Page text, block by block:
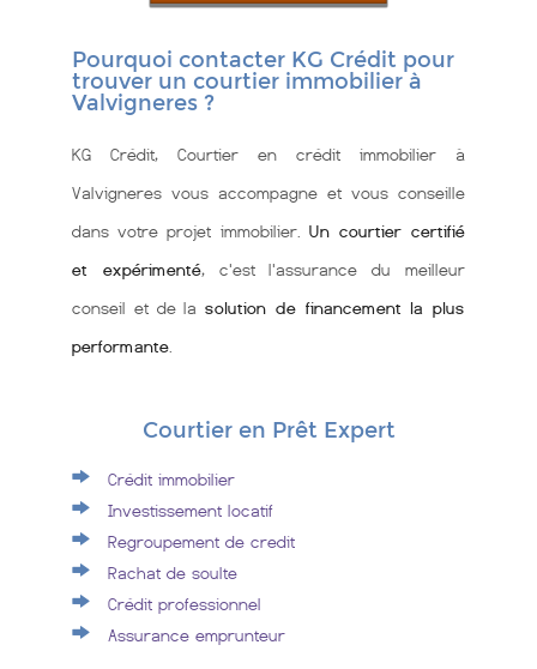
Pourquoi contacter KG Crédit pour
trouver un courtier immobilier à
Valvigneres ?
KG Crédit, Courtier en crédit immobilier à
Valvigneres vous accompagne et vous conseille
dans votre projet immobilier. Un courtier certifié
et expérimenté, c'est l'assurance du meilleur
conseil et de la solution de financement la plus
performante
Courtier en Prêt Expert
Crédit immobilier
Investissement locatif
Regroupement de credit
Rachat de soulte
Crédit professionnel
Assurance emprunteur